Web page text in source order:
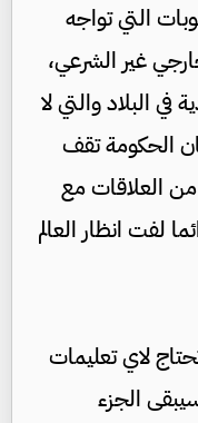
التي تواجه
غير الشرعي،
في البلاد والتي لا
الحكومة تقف
من العلاقات مع
لفت انظار العالم
لاي تعليمات
الجزء